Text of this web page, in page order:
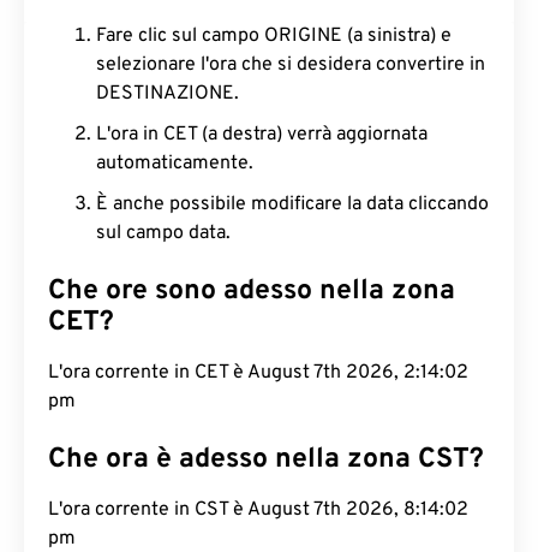
Fare clic sul campo ORIGINE (a sinistra) e
selezionare l'ora che si desidera convertire in
DESTINAZIONE.
L'ora in CET (a destra) verrà aggiornata
automaticamente.
È anche possibile modificare la data cliccando
sul campo data.
Che ore sono adesso nella zona
CET?
L'ora corrente in CET è August 7th 2026, 2:14:03
pm
Che ora è adesso nella zona CST?
L'ora corrente in CST è August 7th 2026, 8:14:03
pm